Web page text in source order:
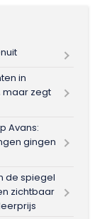
in
maar zegt
Avans:
gingen
de spiegel
zichtbaar